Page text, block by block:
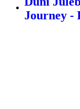
Journey -